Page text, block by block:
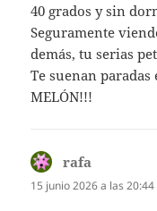
40 grados y sin
Seguramente
demás, tu serias
Te suenan
MELÓN!!!
rafa
15 junio 2026 a las 20:44